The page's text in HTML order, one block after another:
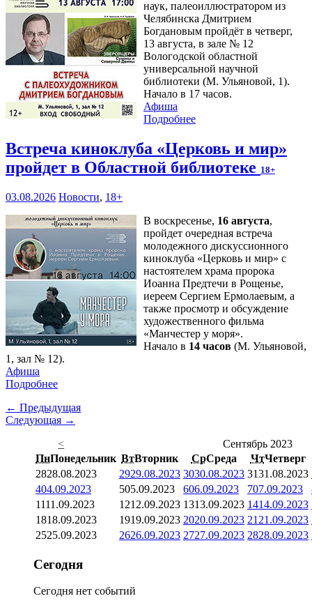
наук, палеоиллюстратором из
Челябинска Дмитрием
Богдановым пройдёт в четверг,
13 августа, в зале № 12
Вологодской областной
универсальной научной
библиотеки (М. Ульяновой, 1).
Начало в 17 часов.
Афиша
Подробнее
Встреча киноклуба «Церковь и мир»
пройдет в Областной библиотеке 18+
03.08.2026 Новости, 18+
В воскресенье, 16 августа,
пройдет очередная встреча
молодежного дискуссионного
киноклуба «Церковь и мир» с
настоятелем храма пророка
Иоанна Предтечи в Рощенье,
иереем Сергием Ермолаевым, а
также просмотр и обсуждение
художественного фильма
«Манчестер у моря».
Начало в 14 часов (М. Ульяновой,
1, зал № 12).
Афиша
Подробнее
← Предыдущая
Следующая →
<
Сентябрь 2023
ПнПонедельник ВтВторник СрСреда ЧтЧетверг
2828.08.2023 2929.08.2023 3030.08.2023 3131.08.2023
404.09.2023 505.09.2023 606.09.2023 707.09.2023
1111.09.2023 1212.09.2023 1313.09.2023 1414.09.2023
1818.09.2023 1919.09.2023 2020.09.2023 21 21.09.2023
2525.09.2023 2626.09.2023 2727.09.2023 2828.09.2023
Сегодня
Сегодня нет событий